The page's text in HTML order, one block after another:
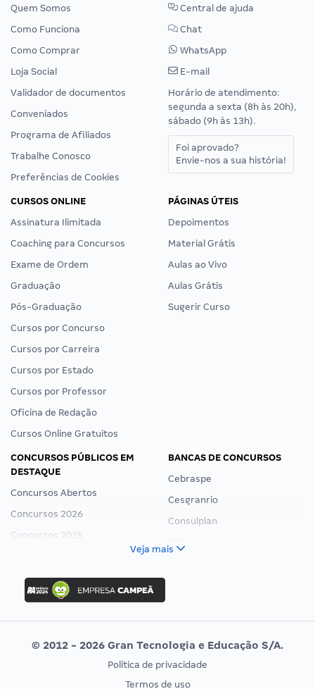
Quem Somos
Como Funciona
Como Comprar
Loja Social
Validador de documentos
Conveniados
Programa de Afiliados
Trabalhe Conosco
Preferências de Cookies
Central de ajuda
Chat
WhatsApp
E-mail
Horário de atendimento:
segunda a sexta (8h às 20h),
sábado (9h às 13h).
Foi aprovado?
Envie-nos a sua história!
CURSOS ONLINE
Assinatura Ilimitada
Coaching para Concursos
Exame de Ordem
Graduação
Pós-Graduação
Cursos por Concurso
Cursos por Carreira
Cursos por Estado
Cursos por Professor
Oficina de Redação
Cursos Online Gratuitos
PÁGINAS ÚTEIS
Depoimentos
Material Grátis
Aulas ao Vivo
Aulas Grátis
Sugerir Curso
CONCURSOS PÚBLICOS EM
DESTAQUE
Concursos Abertos
Concursos 2026
Concursos 2025
Concurso Nacional Unificado
Concurso Ibama
Concurso MPU
Editais publicados
BANCAS DE CONCURSOS
Cebraspe
Cesgranrio
Consulplan
Vunesp
CONCURSOS POR PROFISSÃO
EXAME DE ORDEM
Veja mais
© 2012 - 2026 Gran Tecnologia e Educação S/A.
Política de privacidade
Termos de uso